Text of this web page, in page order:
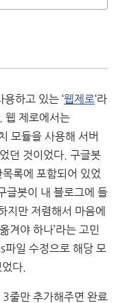
하고 있는 ‘웹제로‘라
웹 제로에서는
모듈을 사용해 서버
던 것이었다. 구글봇
록에 포함되어 있었
글봇이 내 블로그에 들
지만 저렴해서 마음에
겨야 하나’라는 고민
일 수정으로 해당 모
다.
줄만 추가해주면 완료